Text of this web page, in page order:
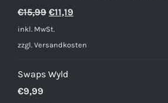
€15,99 Ursprünglicher
Preis
war:
€11,19
ist:
inkl. MwSt.
zzgl. Versandkosten
Swaps Wyld
€9,99